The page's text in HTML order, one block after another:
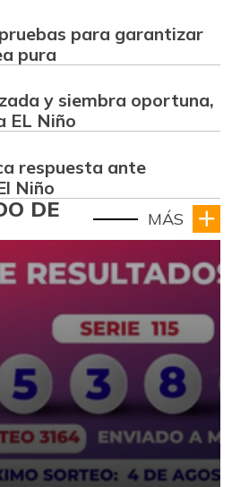
para garantizar
pura
y siembra oportuna,
EL Niño
respuesta ante
Niño
DE MÁS